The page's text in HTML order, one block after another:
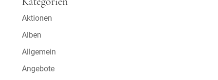
Aktionen
Alben
Allgemein
Angebote